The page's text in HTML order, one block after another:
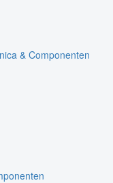
& Componenten